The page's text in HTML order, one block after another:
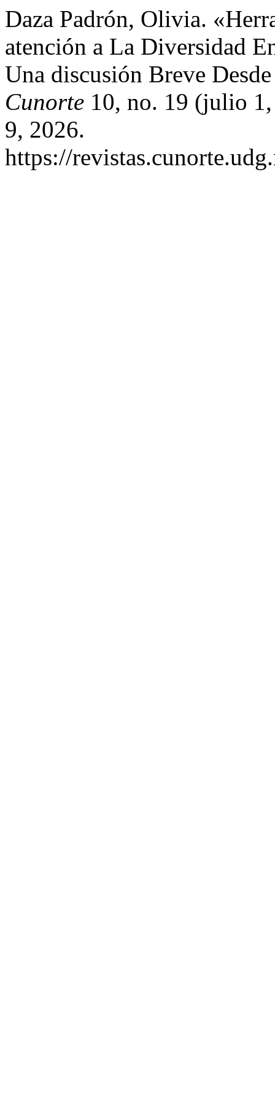
Daza Padrón, Olivia.
atención a La Diversidad
Una discusión Breve
Cunorte 10, no. 19 (julio
9, 2026.
https://